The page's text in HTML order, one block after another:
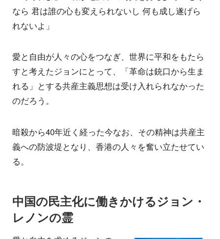
なら 君は誰の心も変えられないし 何も成し遂げら
れないよ」
愛と自由が人々の心をつなぎ、世界に平和をもたら
すと考えたジョンにとって、「革命は銃口から生ま
れる」とする共産主義思想は受け入れられなかった
のだろう。
暗殺から40年近く経った今なお、その精神は共産主
義への防波堤となり、香港の人々を奮い立たせてい
る。
中国の民主化に働きかけるジョン・
レノンの霊